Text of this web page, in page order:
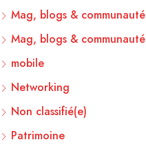
Mag, blogs & communauté
Mag, blogs & communauté
mobile
Networking
Non classifié(e)
Patrimoine